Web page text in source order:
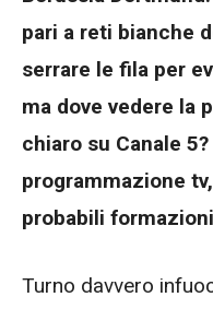
pari a reti bianche
serrare le fila per
ma dove vedere la
chiaro su Canale
programmazione
probabili
Turno davvero